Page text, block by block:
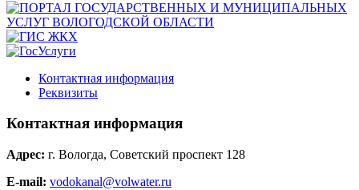
Контактная информация
Реквизиты
Контактная информация
Адрес: г. Вологда, Советский проспект 128
E-mail: vodokanal@volwater.ru